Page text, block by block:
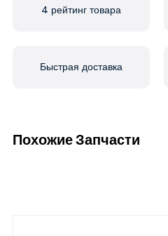
4 рейтинг товара
Быстрая доставка
Похожие Запчасти